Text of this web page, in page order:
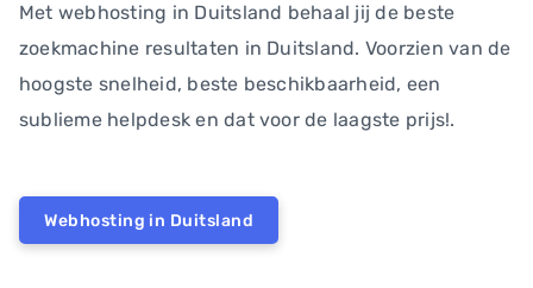
Met webhosting in Duitsland behaal jij de beste
zoekmachine resultaten in Duitsland. Voorzien van de
hoogste snelheid, beste beschikbaarheid, een
sublieme helpdesk en dat voor de laagste prijs!.
Webhosting in Duitsland